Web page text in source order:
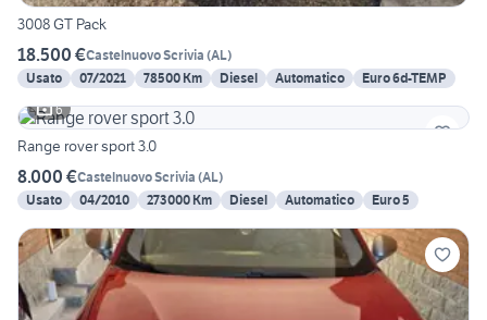
3008 GT Pack
18.500 €Castelnuovo Scrivia (AL)
Usato
07/2021 78500 Km Diesel Automatico
Euro 6d-TEMP
6
Range rover sport 3.0
8.000 €Castelnuovo Scrivia (AL)
Usato
04/2010 273000 Km Diesel Automatico Euro 5